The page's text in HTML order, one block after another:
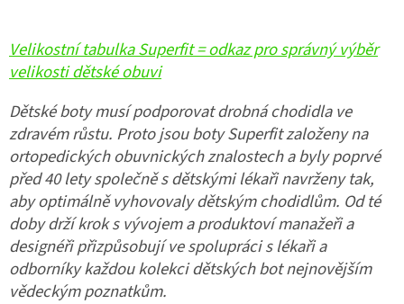
Velikostní tabulka Superfit = odkaz pro správný výběr
velikosti dětské obuvi
Dětské boty musí podporovat drobná chodidla ve
zdravém růstu. Proto jsou boty Superfit založeny na
ortopedických obuvnických znalostech a byly poprvé
před 40 lety společně s dětskými lékaři navrženy tak,
aby optimálně vyhovovaly dětským chodidlům. Od té
doby drží krok s vývojem a produktoví manažeři a
designéři přizpůsobují ve spolupráci s lékaři a
odborníky každou kolekci dětských bot nejnovějším
vědeckým poznatkům.